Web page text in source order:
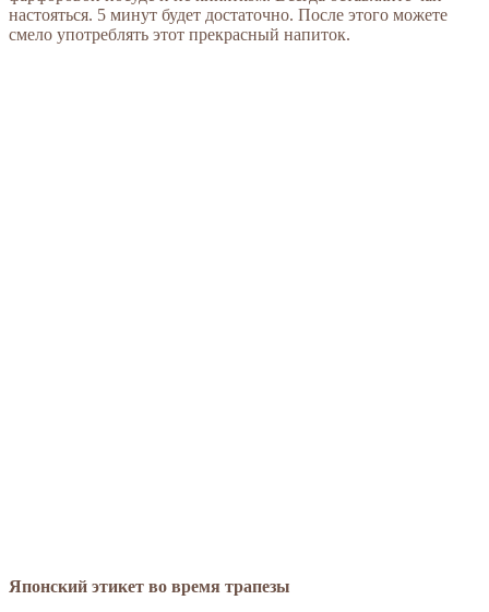
настояться. 5 минут будет достаточно. После этого можете
смело употреблять этот прекрасный напиток.
Японский этикет во время трапезы